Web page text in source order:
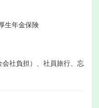
生年金保険
社負担）、社員旅行、忘